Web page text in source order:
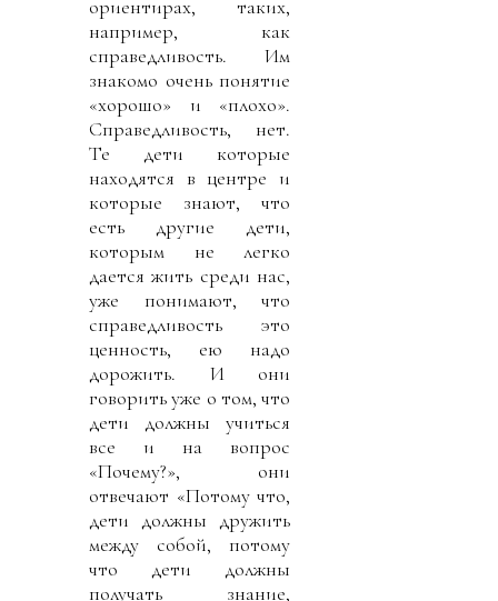
ориентирах, таких,
например, как
справедливость. Им
знакомо очень понятие
«хорошо» и «плохо».
Справедливость, нет.
Те дети которые
находятся в центре и
которые знают, что
есть другие дети,
которым не легко
дается жить среди нас,
уже понимают, что
справедливость это
ценность, ею надо
дорожить. И они
говорить уже о том, что
дети должны учиться
все и на вопрос
«Почему?», они
отвечают «Потому что,
дети должны дружить
между собой, потому
что дети должны
получать знание,